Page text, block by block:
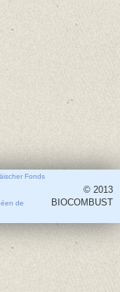
Fonds
de
© 2013
BIOCOMBUST